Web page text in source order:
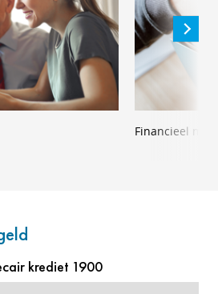
Financieel
krediet 1900